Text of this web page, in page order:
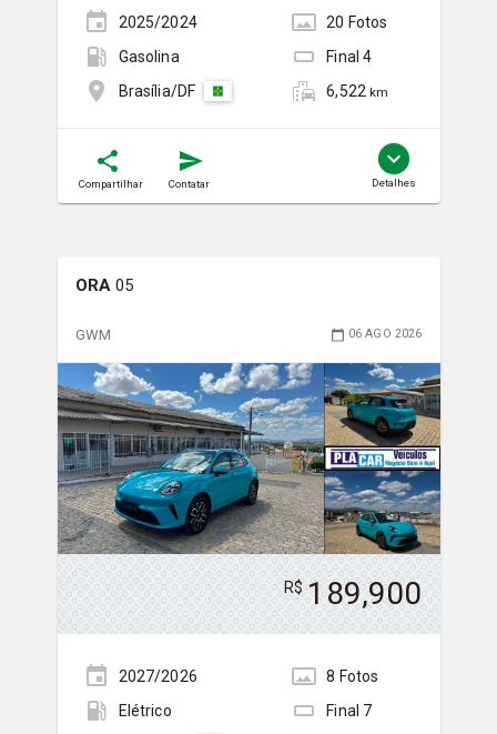
2025/2024 20 Fotos
Gasolina
Final4
Brasília/DF
6,522 km
Compartilhar Contatar Detalhes
ORA 05
GWM 06 AGO 2026
R$ 189,900
2027/2026 8 Fotos
Elétrico
Final 7